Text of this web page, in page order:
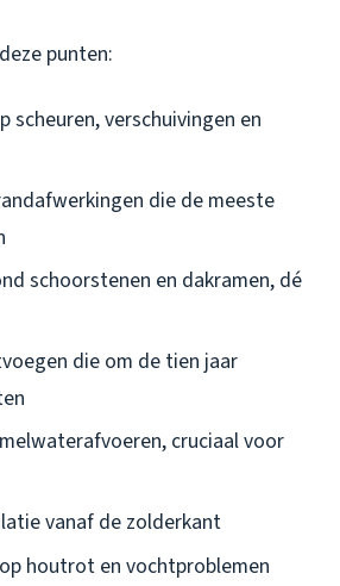
punten:
scheuren, verschuivingen en
die de meeste
schoorstenen en dakramen, dé
die om de tien jaar
cruciaal voor
vanaf de zolderkant
houtrot en vochtproblemen